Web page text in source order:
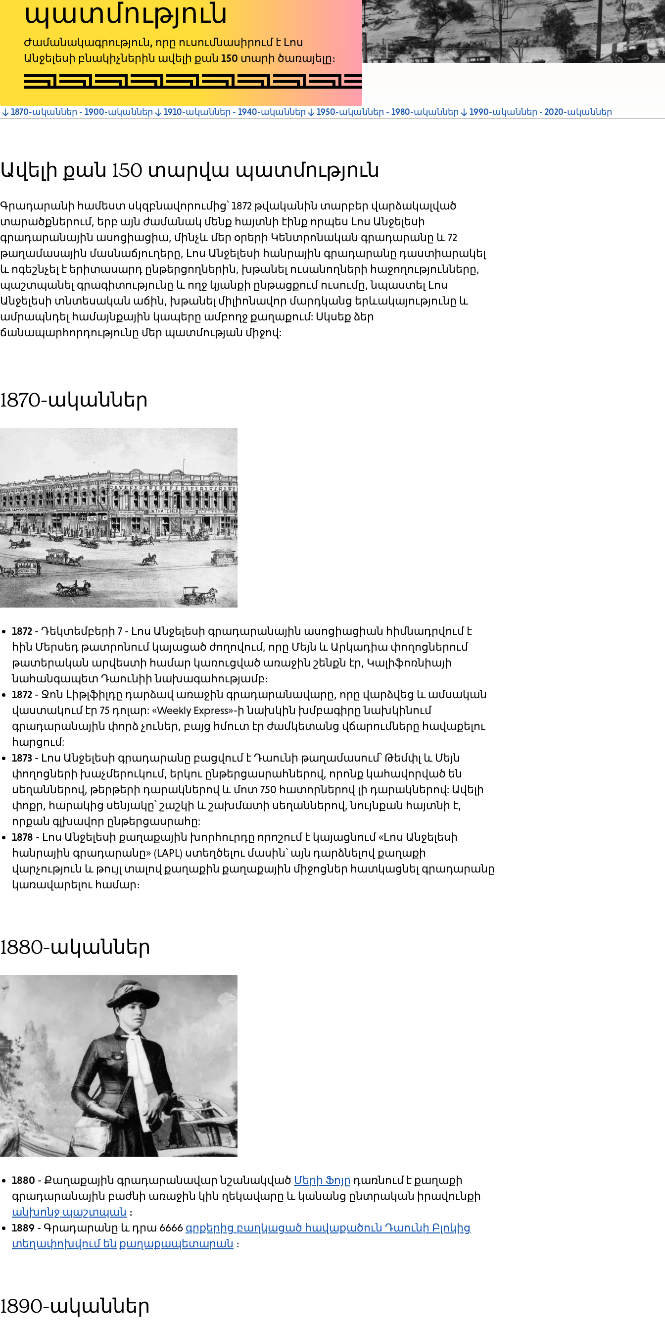
and
Escape
to
close
the
submenu.
պատմություն
Ժամանակագրություն, որը ուսումնասիրում է Լոս
Անջելեսի բնակիչներին ավելի քան 150 տարի ծառայելը։
Jump
section
1870-ականներ - 1900-ականներ 1910-ականներ - 1940-ականներ 1950-ականներ - 1980-ականներ 1990-ականներ - 2020-ականներ
Ավելի քան 150 տարվա պատմություն
Գրադարանի համեստ սկզբնավորումից՝ 1872 թվականին տարբեր վարձակալված
տարածքներում, երբ այն ժամանակ մենք հայտնի էինք որպես Լոս Անջելեսի
գրադարանային ասոցիացիա, մինչև մեր օրերի Կենտրոնական գրադարանը և 72
թաղամասային մասնաճյուղերը, Լոս Անջելեսի հանրային գրադարանը դաստիարակել
և ոգեշնչել է երիտասարդ ընթերցողներին, խթանել ուսանողների հաջողությունները,
պաշտպանել գրագիտությունը և ողջ կյանքի ընթացքում ուսումը, նպաստել Լոս
Անջելեսի տնտեսական աճին, խթանել միլիոնավոր մարդկանց երևակայությունը և
ամրապնդել համայնքային կապերը ամբողջ քաղաքում: Սկսեք ձեր
ճանապարհորդությունը մեր պատմության միջով:
1870-ականներ
1872 - Դեկտեմբերի 7 - Լոս Անջելեսի գրադարանային ասոցիացիան հիմնադրվում է
հին Մերսեդ թատրոնում կայացած ժողովում, որը Մեյն և Արկադիա փողոցներում
թատերական արվեստի համար կառուցված առաջին շենքն էր, Կալիֆոռնիայի
նահանգապետ Դաունիի նախագահությամբ։
1872 - Ջոն Լիթլֆիլդը դարձավ առաջին գրադարանավարը, որը վարձվեց և ամսական
վաստակում էր 75 դոլար: «Weekly Express»-ի նախկին խմբագիրը նախկինում
գրադարանային փորձ չուներ, բայց հմուտ էր ժամկետանց վճարումները հավաքելու
հարցում:
1873 - Լոս Անջելեսի գրադարանը բացվում է Դաունի թաղամասում՝ Թեմփլ և Մեյն
փողոցների խաչմերուկում, երկու ընթերցասրահներով, որոնք կահավորված են
սեղաններով, թերթերի դարակներով և մոտ 750 հատորներով լի դարակներով: Ավելի
փոքր, հարակից սենյակը՝ շաշկի և շախմատի սեղաններով, նույնքան հայտնի է,
որքան գլխավոր ընթերցասրահը:
1878 - Լոս Անջելեսի քաղաքային խորհուրդը որոշում է կայացնում «Լոս Անջելեսի
հանրային գրադարանը» (LAPL) ստեղծելու մասին՝ այն դարձնելով քաղաքի
վարչություն և թույլ տալով քաղաքին քաղաքային միջոցներ հատկացնել գրադարանը
կառավարելու համար։
1880-ականներ
1880 - Քաղաքային գրադարանավար նշանակված Մերի Ֆոյը դառնում է քաղաքի
գրադարանային բաժնի առաջին կին ղեկավարը և կանանց ընտրական իրավունքի
անխոնջ պաշտպան ։
1889 - Գրադարանը և դրա 6666 գրքերից բաղկացած հավաքածուն Դաունի Բլոկից
տեղափոխվում են քաղաքապետարան ։
1890-ականներ